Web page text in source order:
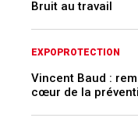
Bruit au travail
EXPOPROTECTION
Vincent Baud :
cœur de la